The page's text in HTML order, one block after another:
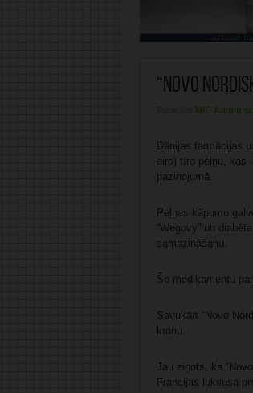
“Novo
MIC
Dānijas farmācijas
eiro) tīro peļņu, kas
paziņojumā.
Peļņas kāpumu
“Wegovy” un
samazināšanu.
Šo medikamentu
Savukārt “Novo
kronu.
Jau ziņots, ka
Francijas luksusa